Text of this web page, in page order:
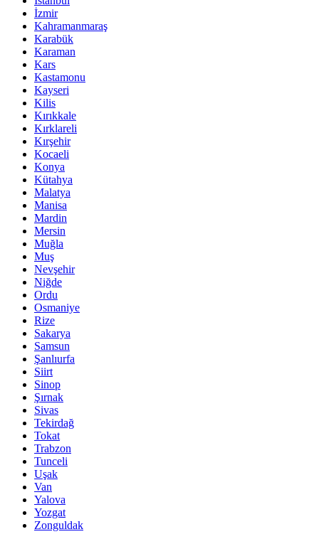
İzmir
Kahramanmaraş
Karabük
Karaman
Kars
Kastamonu
Kayseri
Kilis
Kırıkkale
Kırklareli
Kırşehir
Kocaeli
Konya
Kütahya
Malatya
Manisa
Mardin
Mersin
Muğla
Muş
Nevşehir
Niğde
Ordu
Osmaniye
Rize
Sakarya
Samsun
Şanlıurfa
Siirt
Sinop
Şırnak
Sivas
Tekirdağ
Tokat
Trabzon
Tunceli
Uşak
Van
Yalova
Yozgat
Zonguldak